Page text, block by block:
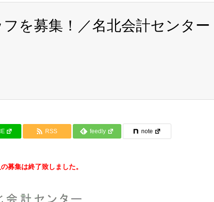
フを募集！／名北会計センター
RSS feedly note
募集は終了致しました。